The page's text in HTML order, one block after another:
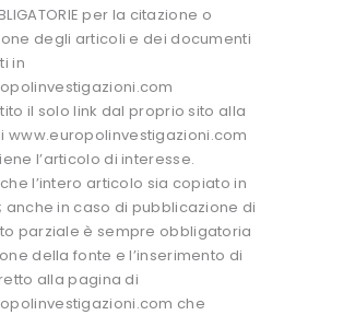
per la citazione o
degli articoli e dei documenti
in
il solo link dal proprio sito alla
www.europolinvestigazioni.com
l’articolo di interesse.
l’intero articolo sia copiato in
anche in caso di pubblicazione di
parziale è sempre obbligatoria
della fonte e l’inserimento di
alla pagina di
che